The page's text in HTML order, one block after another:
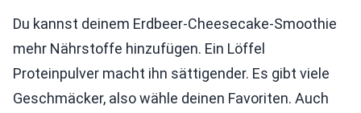
Du kannst deinem Erdbeer-Cheesecake-Smoothie
mehr Nährstoffe hinzufügen. Ein Löffel
Proteinpulver macht ihn sättigender. Es gibt viele
Geschmäcker, also wähle deinen Favoriten. Auch